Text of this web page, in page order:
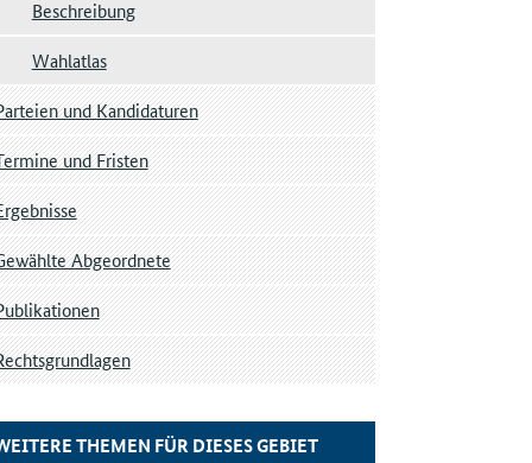
Beschreibung
Wahlatlas
und Kandidaturen
und Fristen
Abgeordnete
THEMEN FÜR DIESES GEBIET